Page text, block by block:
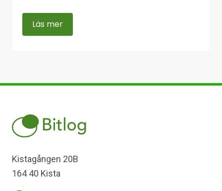
Läs mer
Kistagången 20B
164 40 Kista